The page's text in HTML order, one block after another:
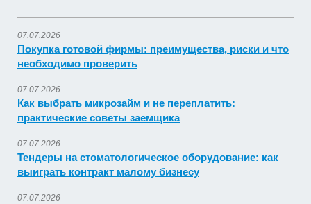
07.07.2026
Покупка готовой фирмы: преимущества, риски и что
необходимо проверить
07.07.2026
Как выбрать микрозайм и не переплатить:
практические советы заемщика
07.07.2026
Тендеры на стоматологическое оборудование: как
выиграть контракт малому бизнесу
07.07.2026